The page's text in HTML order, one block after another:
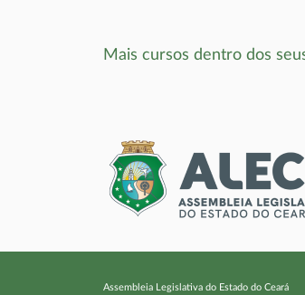
Mais cursos dentro dos
Assembleia Legislativa do Estado do Ceará